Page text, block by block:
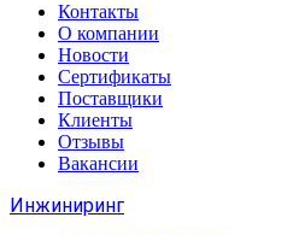
Контакты
О компании
Новости
Сертификаты
Поставщики
Клиенты
Отзывы
Вакансии
Инжиниринг